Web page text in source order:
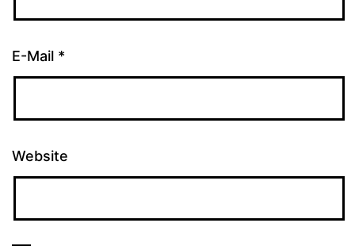
E-Mail *
Website